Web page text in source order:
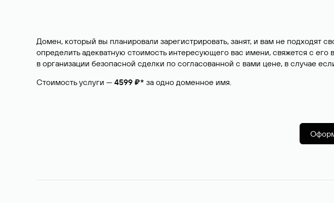
Домен, который вы планировали зарегистрировать, занят, и вам не
определить адекватную стоимость интересующего вас имени, свяжется с
в организации безопасной сделки по согласованной с вами цене, в случае
Стоимость услуги — 4599 ₽* за одно доменное имя.